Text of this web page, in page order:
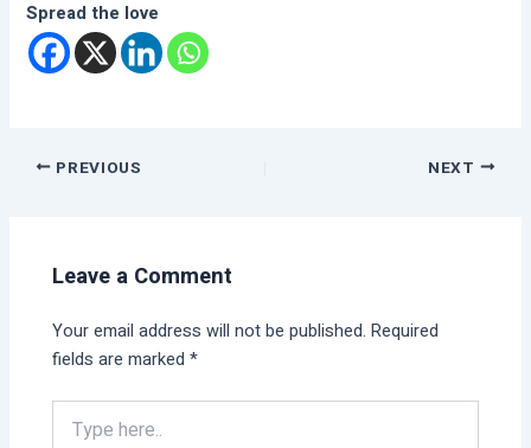
Spread the love
PREVIOUS NEXT
Leave a Comment
Your email address will not be published. Required
fields are marked*
Type
here..